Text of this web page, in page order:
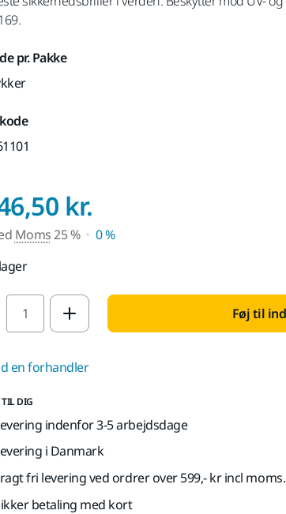
pr. Pakke
kr.
Moms25 %
0 %
value Føj til
en forhandler
TIL DIG
indenfor 3-5 arbejdsdage
i Danmark
fri levering ved ordrer over 599,- kr incl moms.
betaling med kort